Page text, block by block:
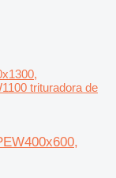
trituradora de